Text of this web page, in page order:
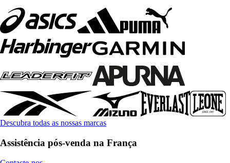
Descubra todas as nossas marcas
Assistência pós-venda na França